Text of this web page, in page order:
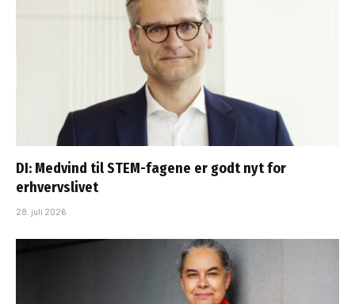
DI: Medvind til STEM-fagene er godt nyt for
erhvervslivet
28. juli 2026